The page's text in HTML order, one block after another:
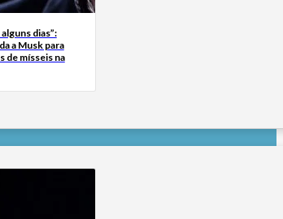
dias”:
a Musk para
de mísseis na